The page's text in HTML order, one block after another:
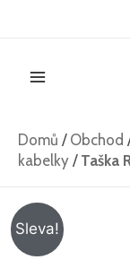
Domů / Obchod
kabelky / Taška
Sleva!
Taška
Reisenthel